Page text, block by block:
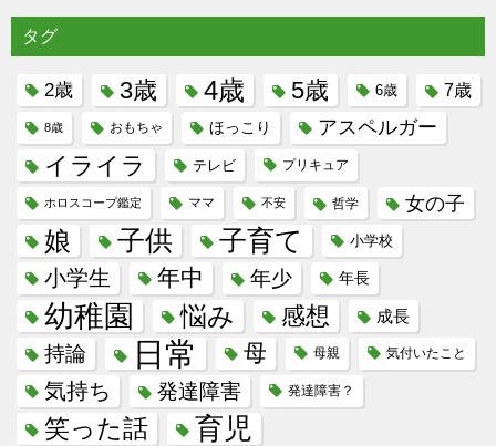
タグ
2歳 3歳 4歳 5歳 6歳 7歳
8歳 おもちゃ ほっこり アスペルガー
イライラ テレビ プリキュア
ホロスコープ鑑定 ママ 不安 哲学 女の子
娘 子供 子育て 小学校
小学生 年中 年少 年長
幼稚園 悩み 感想 成長
持論 日常 母 母親 気付いたこと
気持ち 発達障害 発達障害？
笑った話 育児